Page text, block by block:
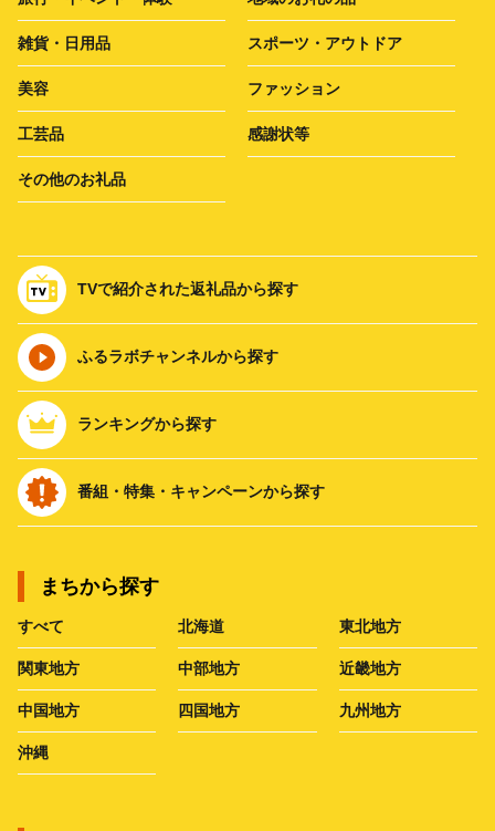
雑貨・日用品 スポーツ・アウトドア
美容 ファッション
工芸品 感謝状等
その他のお礼品
TVで紹介された返礼品から探す
ふるラボチャンネルから探す
ランキングから探す
番組・特集・キャンペーンから探す
まちから探す
すべて 北海道 東北地方
関東地方 中部地方 近畿地方
中国地方 四国地方 九州地方
沖縄